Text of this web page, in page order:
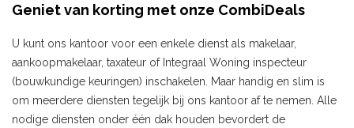
Geniet van korting met onze CombiDeals
U kunt ons kantoor voor een enkele dienst als makelaar,
aankoopmakelaar, taxateur of Integraal Woning inspecteur
(bouwkundige keuringen) inschakelen. Maar handig en slim is
om meerdere diensten tegelijk bij ons kantoor af te nemen. Alle
nodige diensten onder één dak houden bevordert de